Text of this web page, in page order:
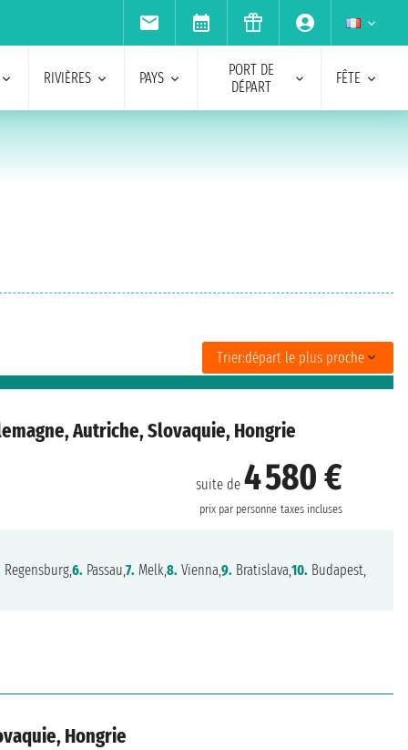
RIVIÈRES PAYS
PORT DE
DÉPART
FÊTE
Trier:départ le plus proche
Autriche, Slovaquie, Hongrie
suite de4 580 €
prix par personne taxes incluses
Regensburg,6. Passau,7. Melk,8. Vienna,9. Bratislava,10. Budapest,
Hongrie